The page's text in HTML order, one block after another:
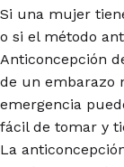
Si una mujer
o si el método
Anticoncepción
de un embarazo
emergencia
fácil de tomar y
La